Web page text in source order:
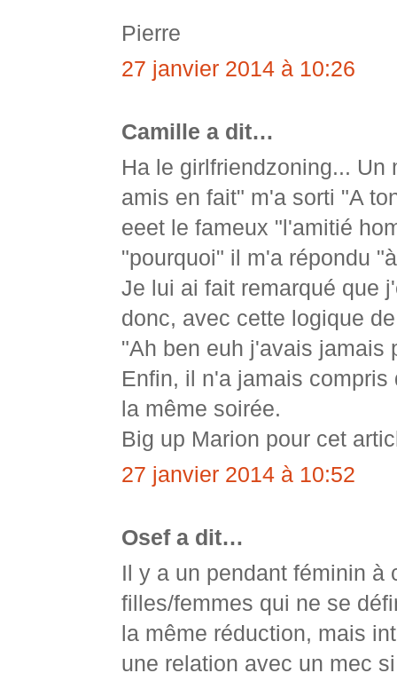
Pierre
27 janvier 2014 à 10:26
Camille a dit…
Ha le girlfriendzoning...
amis en fait" m'a sorti "A
eeet le fameux "l'amitié
"pourquoi" il m'a répondu
Je lui ai fait remarqué que
donc, avec cette logique
"Ah ben euh j'avais jamais
Enfin, il n'a jamais
la même soirée.
Big up Marion pour cet
27 janvier 2014 à 10:52
Osef a dit…
Il y a un pendant féminin à
filles/femmes qui ne se
la même réduction, mais
une relation avec un mec